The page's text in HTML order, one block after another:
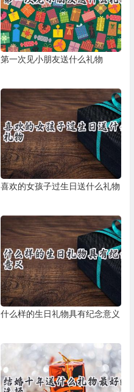
第一次见小朋友送什么礼物
喜欢的女孩子过生日送什么礼物
什么样的生日礼物具有纪念意义